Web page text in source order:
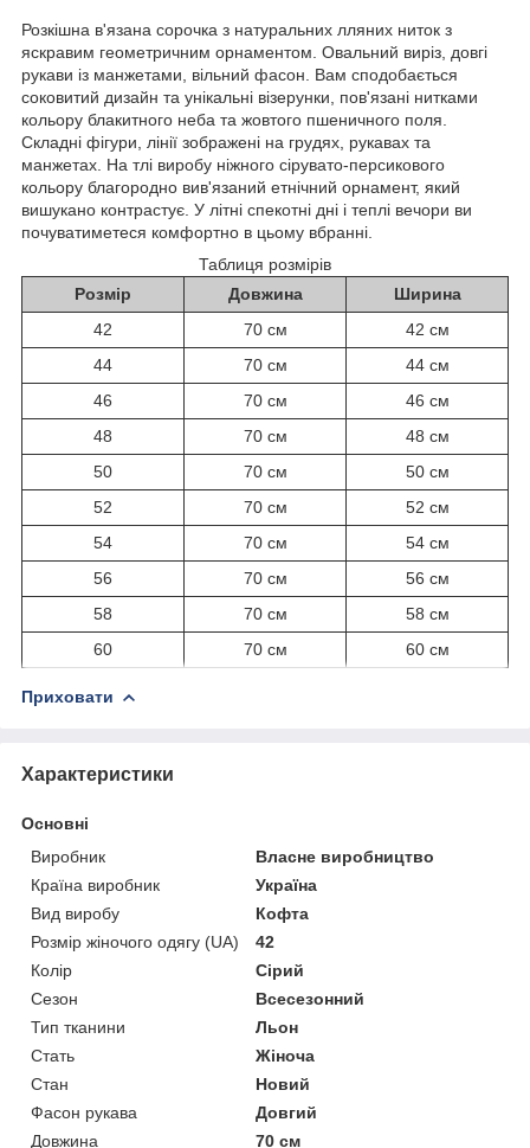
Розкішна в'язана сорочка з натуральних лляних ниток з
яскравим геометричним орнаментом. Овальний виріз, довгі
рукави із манжетами, вільний фасон. Вам сподобається
соковитий дизайн та унікальні візерунки, пов'язані нитками
кольору блакитного неба та жовтого пшеничного поля.
Складні фігури, лінії зображені на грудях, рукавах та
манжетах. На тлі виробу ніжного сірувато-персикового
кольору благородно вив'язаний етнічний орнамент, який
вишукано контрастує. У літні спекотні дні і теплі вечори ви
почуватиметеся комфортно в цьому вбранні.
Таблиця розмірів
Розмір
Довжина
Ширина
42
70 см
42 см
44
70 см
44 см
46
70 см
46 см
48
70 см
48 см
50
70 см
50 см
52
70 см
52 см
54
70 см
54 см
56
70 см
56 см
58
70 см
58 см
60
70 см 60 см
Приховати
Характеристики
Основні
Виробник
Власне виробництво
Країна виробник
Україна
Вид виробу
Кофта
Розмір жіночого одягу (UA)
42
Колір
Сірий
Сезон
Всесезонний
Тип тканини
Льон
Стать
Жіноча
Стан
Новий
Фасон рукава
Довгий
Довжина
70 см